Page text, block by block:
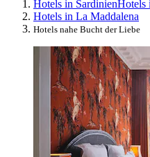
Hotels in SardinienHotels
Hotels in La Maddalena
Hotels nahe Bucht der Liebe